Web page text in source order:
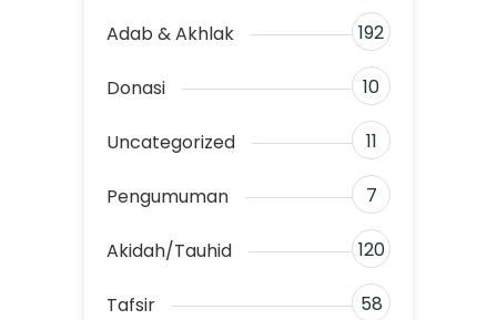
Adab & Akhlak 192
Donasi 10
Uncategorized 11
Pengumuman 7
Akidah/Tauhid 120
Tafsir 58